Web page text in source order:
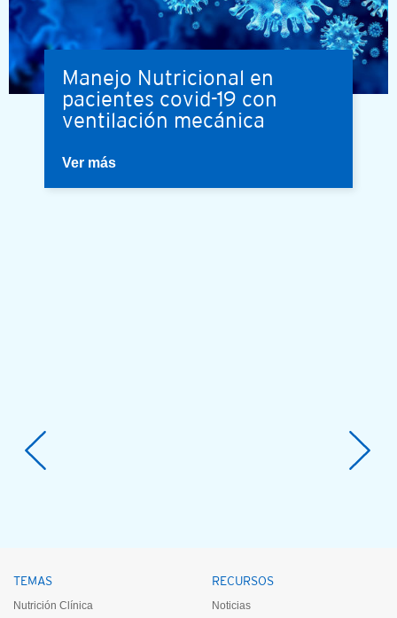
Coronavirus virus outbreak and coronaviruses influenza
Manejo Nutricional en
pacientes covid-19 con
ventilación mecánica
Ver más
TEMAS
Nutrición Clínica
RECURSOS
Noticias